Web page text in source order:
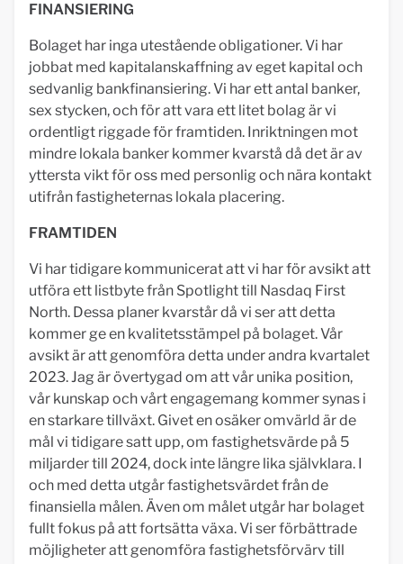
FINANSIERING
Bolaget har inga utestående obligationer. Vi har
jobbat med kapitalanskaffning av eget kapital och
sedvanlig bankfinansiering. Vi har ett antal banker,
sex stycken, och för att vara ett litet bolag är vi
ordentligt riggade för framtiden. Inriktningen mot
mindre lokala banker kommer kvarstå då det är av
yttersta vikt för oss med personlig och nära kontakt
utifrån fastigheternas lokala placering.
FRAMTIDEN
Vi har tidigare kommunicerat att vi har för avsikt att
utföra ett listbyte från Spotlight till Nasdaq First
North. Dessa planer kvarstår då vi ser att detta
kommer ge en kvalitetsstämpel på bolaget. Vår
avsikt är att genomföra detta under andra kvartalet
2023. Jag är övertygad om att vår unika position,
vår kunskap och vårt engagemang kommer synas i
en starkare tillväxt. Givet en osäker omvärld är de
mål vi tidigare satt upp, om fastighetsvärde på 5
miljarder till 2024, dock inte längre lika självklara. I
och med detta utgår fastighetsvärdet från de
finansiella målen. Även om målet utgår har bolaget
fullt fokus på att fortsätta växa. Vi ser förbättrade
möjligheter att genomföra fastighetsförvärv till